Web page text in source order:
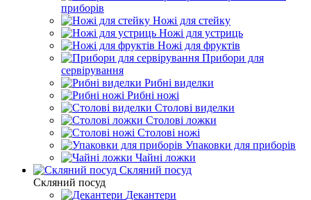
приборів
Ножі для стейку
Ножі для устриць
Ножі для фруктів
Прибори для
сервірування
Рибні виделки
Рибні ножі
Столові виделки
Столові ложки
Столові ножі
Упаковки для приборів
Чайні ложки
Скляний посуд
Скляний посуд
Декантери